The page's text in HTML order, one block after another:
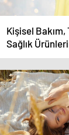
Kişisel
Sağlık
Varan İndirim